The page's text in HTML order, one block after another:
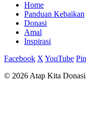
Home
Panduan Kebaikan
Donasi
Amal
Inspirasi
Facebook X YouTube
© 2026 Atap Kita